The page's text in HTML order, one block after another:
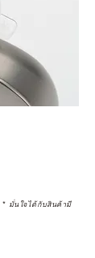
* มั่นใจได้กับสินค้ามี